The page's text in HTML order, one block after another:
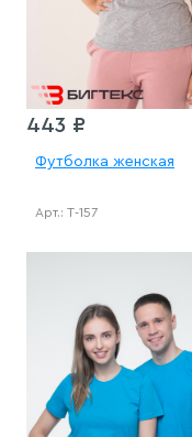
443 ₽
Футболка женская
Арт.: Т-157